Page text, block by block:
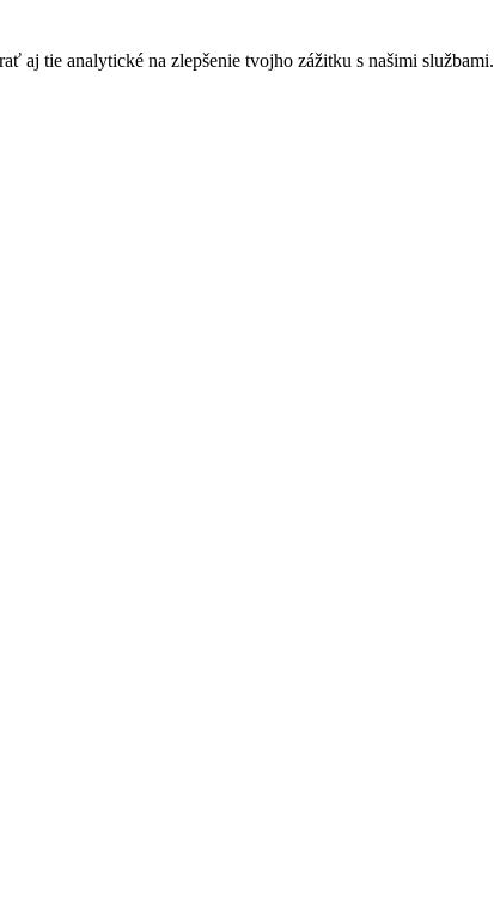
aj tie analytické na zlepšenie tvojho zážitku s našimi službami.